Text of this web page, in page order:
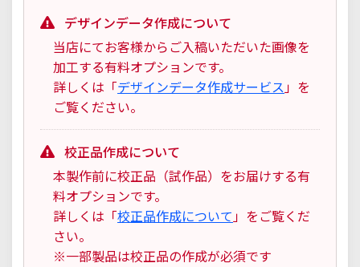
デザインデータ作成について
当店にてお客様からご入稿いただいた画像を
加工する有料オプションです。
詳しくは「デザインデータ作成サービス」を
ご覧ください。
校正品作成について
本製作前に校正品（試作品）をお届けする有
料オプションです。
詳しくは「校正品作成について」をご覧くだ
さい。
※一部製品は校正品の作成が必須です